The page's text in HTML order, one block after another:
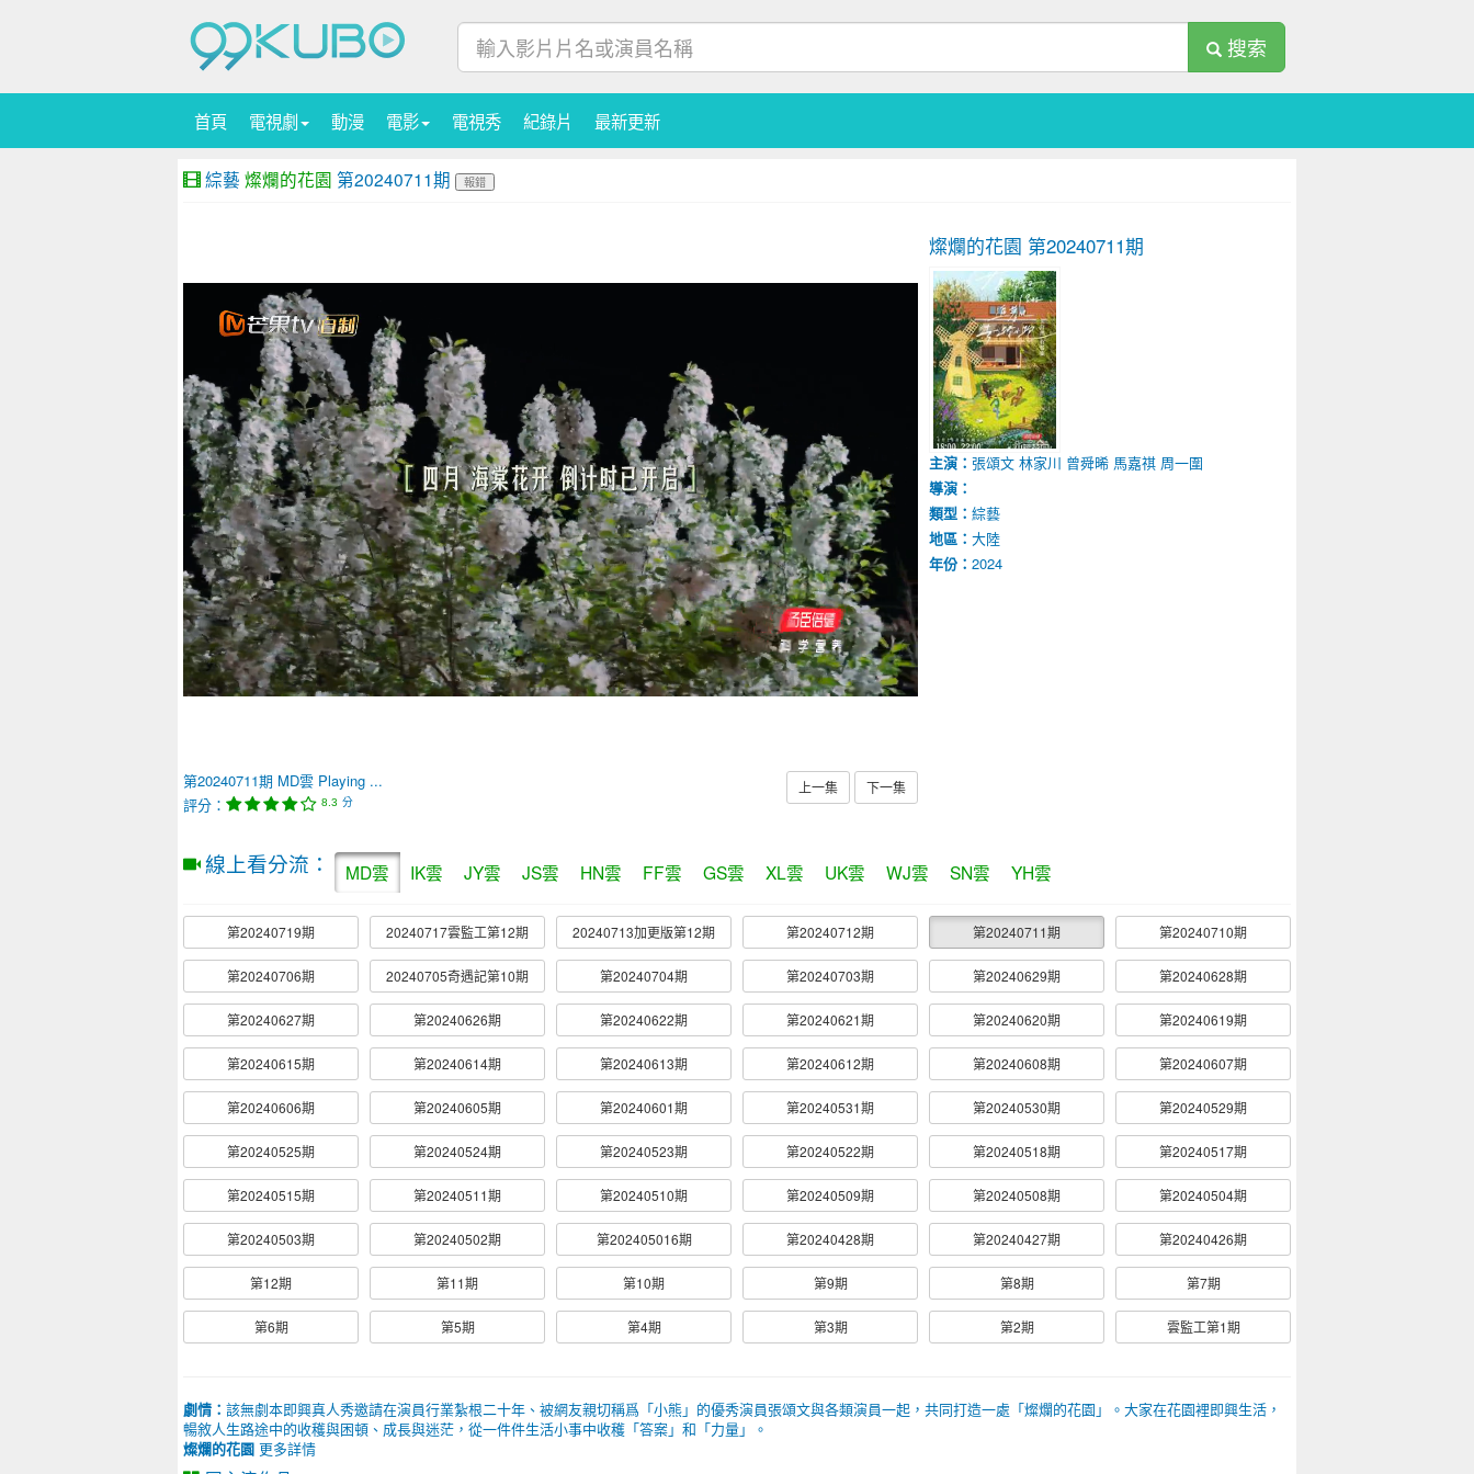
搜索
首頁 電視劇 動漫 電影 電視秀 紀錄片 最新更新
綜藝 燦爛的花園 第20240711期 報錯
第20240711期 MD雲 Playing ...
評分：
8.3 分
上一集 下一集
燦爛的花園 第20240711期
主演： 張頌文 林家川 曾舜晞 馬嘉祺 周一圍
導演：
類型： 綜藝
地區： 大陸
年份： 2024
線上看分流： MD雲 IK雲 JY雲 JS雲 HN雲 FF雲 GS雲 XL雲 UK雲 WJ雲 SN雲 YH雲
第20240719期 20240717雲監工第12期 20240713加更版第12期 第20240712期 第20240711期 第20240710期
第20240706期 20240705奇遇記第10期 第20240704期 第20240703期 第20240629期 第20240628期
第20240627期 第20240626期 第20240622期 第20240621期 第20240620期 第20240619期
第20240615期 第20240614期 第20240613期 第20240612期 第20240608期 第20240607期
第20240606期 第20240605期 第20240601期 第20240531期 第20240530期 第20240529期
第20240525期 第20240524期 第20240523期 第20240522期 第20240518期 第20240517期
第20240515期 第20240511期 第20240510期 第20240509期 第20240508期 第20240504期
第20240503期 第20240502期 第202405016期 第20240428期 第20240427期 第20240426期
第12期 第11期 第10期 第9期 第8期 第7期
第6期 第5期 第4期 第3期 第2期 雲監工第1期
劇情： 該無劇本即興真人秀邀請在演員行業紮根二十年、被網友親切稱爲「小熊」的優秀演員張頌文與各類演員一起，共同打造一處「燦爛的花園」。大家在花園裡即興生活，
暢敘人生路途中的收穫與困頓、成長與迷茫，從一件件生活小事中收穫「答案」和「力量」。
燦爛的花園 更多詳情